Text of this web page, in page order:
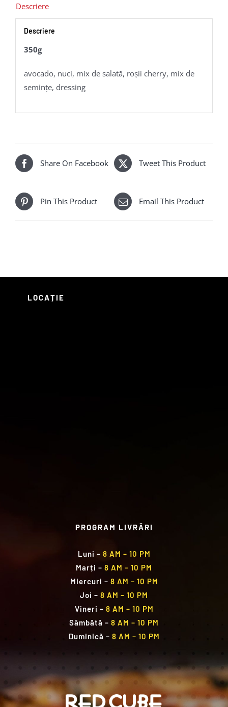
Descriere
Descriere
350g
avocado, nuci, mix de salată, roșii cherry, mix de
seminţe, dressing
Share On Facebook Tweet This Product
Pin This Product Email This Product
LOCAȚIE
PROGRAM LIVRĂRI
Luni – 8 AM – 10 PM
Marți – 8 AM – 10 PM
Miercuri – 8 AM – 10 PM
Joi – 8 AM – 10 PM
Vineri – 8 AM – 10 PM
Sâmbătă – 8 AM – 10 PM
Duminică – 8 AM – 10 PM